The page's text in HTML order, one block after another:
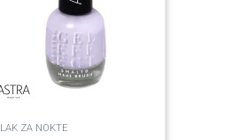
LAK ZA NOKTE